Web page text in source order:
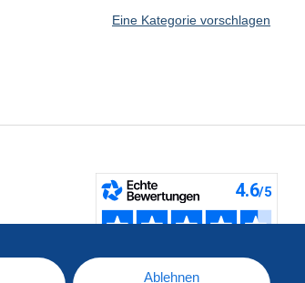
Eine Kategorie vorschlagen
Ablehnen